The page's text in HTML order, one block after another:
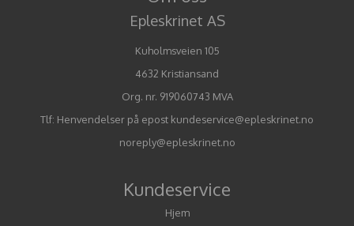
Epleskrinet AS
Kuholmsveien 105
4632 Kristiansand
Org. nr. 919060743 MVA
Tlf: Henvendelser på epost kundeservice@epleskrinet.no
noreply@epleskrinet.no
Kundeservice
Hjem